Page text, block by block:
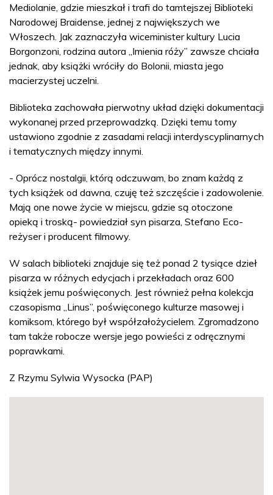
Mediolanie, gdzie mieszkał i trafi do tamtejszej Biblioteki
Narodowej Braidense, jednej z największych we
Włoszech. Jak zaznaczyła wiceminister kultury Lucia
Borgonzoni, rodzina autora „Imienia róży” zawsze chciała
jednak, aby książki wróciły do Bolonii, miasta jego
macierzystej uczelni.
Biblioteka zachowała pierwotny układ dzięki dokumentacji
wykonanej przed przeprowadzką. Dzięki temu tomy
ustawiono zgodnie z zasadami relacji interdyscyplinarnych
i tematycznych między innymi.
- Oprócz nostalgii, którą odczuwam, bo znam każdą z
tych książek od dawna, czuję też szczęście i zadowolenie.
Mają one nowe życie w miejscu, gdzie są otoczone
opieką i troską- powiedział syn pisarza, Stefano Eco-
reżyser i producent filmowy.
W salach biblioteki znajduje się też ponad 2 tysiące dzieł
pisarza w różnych edycjach i przekładach oraz 600
książek jemu poświęconych. Jest również pełna kolekcja
czasopisma „Linus”, poświęconego kulturze masowej i
komiksom, którego był współzałożycielem. Zgromadzono
tam także robocze wersje jego powieści z odręcznymi
poprawkami.
Z Rzymu Sylwia Wysocka (PAP)